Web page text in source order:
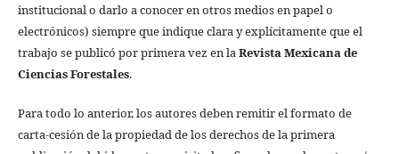
institucional o darlo a conocer en otros medios en papel o
electrónicos) siempre que indique clara y explícitamente que el
trabajo se publicó por primera vez en laRevista Mexicana de
Ciencias Forestales.
Para todo lo anterior, los autores deben remitir el formato de
carta-cesión de la propiedad de los derechos de la primera